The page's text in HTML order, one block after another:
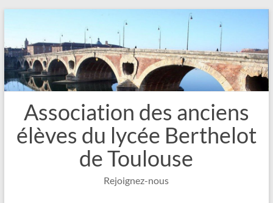
contenu
Association des anciens
élèves du lycée Berthelot
de Toulouse
Rejoignez-nous